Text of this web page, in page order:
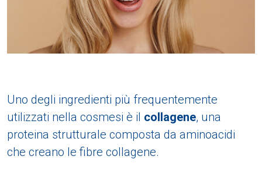
Uno degli ingredienti più frequentemente
utilizzati nella cosmesi è il collagene, una
proteina strutturale composta da aminoacidi
che creano le fibre collagene.